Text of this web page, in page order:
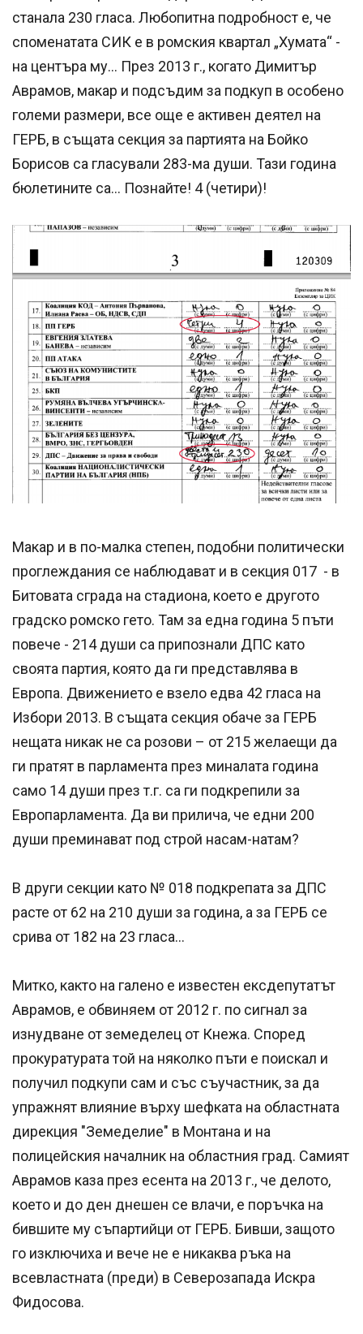
станала 230 гласа. Любопитна подробност е, че
споменатата СИК е в ромския квартал „Хумата“ -
на центъра му... През 2013 г., когато Димитър
Аврамов, макар и подсъдим за подкуп в особено
големи размери, все още е активен деятел на
ГЕРБ, в същата секция за партията на Бойко
Борисов са гласували 283-ма души. Тази година
бюлетините са... Познайте! 4 (четири)!
Макар и в по-малка степен, подобни политически
проглеждания се наблюдават и в секция 017 - в
Битовата сграда на стадиона, което е другото
градско ромско гето. Там за една година 5 пъти
повече - 214 души са припознали ДПС като
своята партия, която да ги представлява в
Европа. Движението е взело едва 42 гласа на
Избори 2013. В същата секция обаче за ГЕРБ
нещата никак не са розови – от 215 желаещи да
ги пратят в парламента през миналата година
само 14 души през т.г. са ги подкрепили за
Европарламента. Да ви прилича, че едни 200
души преминават под строй насам-натам?
В други секции като № 018 подкрепата за ДПС
расте от 62 на 210 души за година, а за ГЕРБ се
срива от 182 на 23 гласа...
Митко, както на галено е известен ексдепутатът
Аврамов, е обвиняем от 2012 г. по сигнал за
изнудване от земеделец от Кнежа. Според
прокуратурата той на няколко пъти е поискал и
получил подкупи сам и със съучастник, за да
упражнят влияние върху шефката на областната
дирекция "Земеделие" в Монтана и на
полицейския началник на областния град. Самият
Аврамов каза през есента на 2013 г., че делото,
което и до ден днешен се влачи, е поръчка на
бившите му съпартийци от ГЕРБ. Бивши, защото
го изключиха и вече не е никаква ръка на
всевластната (преди) в Северозапада Искра
Фидосова.